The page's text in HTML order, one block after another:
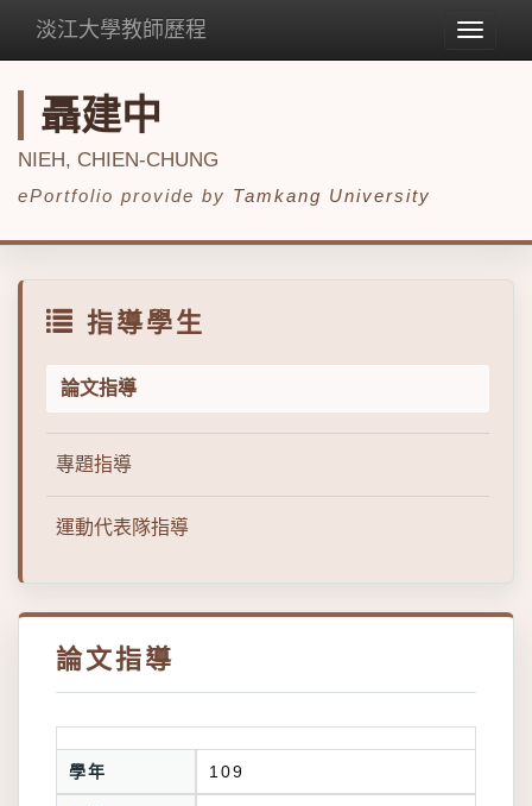
Toggle
淡江大學教師歷程
聶建中
NIEH, CHIEN-CHUNG
ePortfolio provide by Tamkang University
指導學生
論文指導
專題指導
運動代表隊指導
論文指導
學年 109